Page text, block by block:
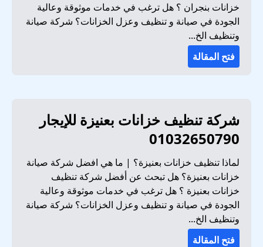
خزانات بنجران ؟ هل ترغب في خدمات موثوقة وعالية
الجودة في صيانة و تنظيف وعزل الخزانات؟ شركة صيانة
وتنظيف الخ...
فتح المقالة
شركة تنظيف خزانات بعنيزة للإيجار
01032650790
لماذا تنظيف خزانات بعنيزة؟ | ما هي افضل شركة صيانة
خزانات بعنيزة؟ هل تبحث عن أفضل شركة تنظيف
خزانات بعنيزة ؟ هل ترغب في خدمات موثوقة وعالية
الجودة في صيانة و تنظيف وعزل الخزانات؟ شركة صيانة
وتنظيف الخ...
فتح المقالة